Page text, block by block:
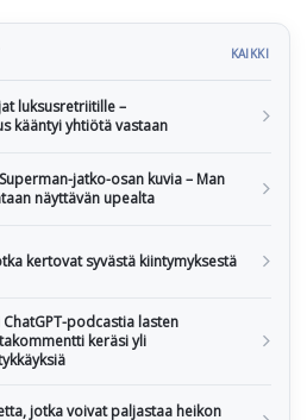
KAIKKI
luksusretriitille –
kääntyi yhtiötä vastaan
jatko-osan kuvia – Man
näyttävän upealta
kertovat syvästä kiintymyksestä
podcastia lasten
keräsi yli
jotka voivat paljastaa heikon